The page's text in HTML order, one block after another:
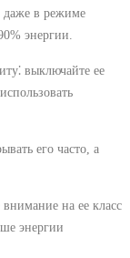
даже в режиме
энергии.
выключайте ее
его часто, а
на ее класс
энергии